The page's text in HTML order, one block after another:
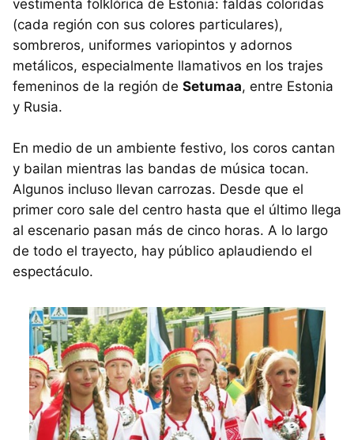
vestimenta folklórica de Estonia: faldas coloridas
(cada región con sus colores particulares),
sombreros, uniformes variopintos y adornos
metálicos, especialmente llamativos en los trajes
femeninos de la región de Setumaa, entre Estonia
y Rusia.
En medio de un ambiente festivo, los coros cantan
y bailan mientras las bandas de música tocan.
Algunos incluso llevan carrozas. Desde que el
primer coro sale del centro hasta que el último llega
al escenario pasan más de cinco horas. A lo largo
de todo el trayecto, hay público aplaudiendo el
espectáculo.